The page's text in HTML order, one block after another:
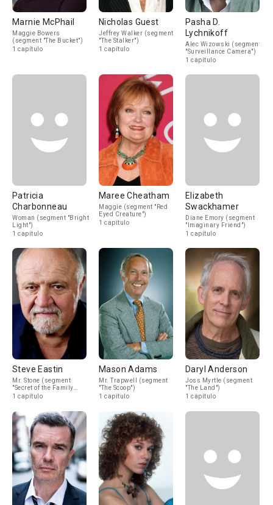
Marnie McPhail
Maggie Bowers
(segment "The Bucket")
1 capítulo
Nicholas Guest
Jeffrey Walker (segment
"The Stalker")
1 capítulo
Pasha D.
Lychnikoff
Alec Wizowski (segment
"Surveillance Camera")
1 capítulo
Patricia
Charbonneau
Woman (segment "Bright
Light")
1 capítulo
Maree Cheatham
Maggie (segment "Red
Eyed Creature")
1 capítulo
Elizabeth
Swackhamer
Diane Emory (segment
"Imaginary Friend")
1 capítulo
Steve Eastin
Mr. Stone (segment
"Secret of the Family
Tomb")
1 capítulo
Mason Adams
Mr. Trapwell (segment
"The Scoop")
1 capítulo
Daryl Anderson
Joss Myrtle (segment
"The Land")
1 capítulo